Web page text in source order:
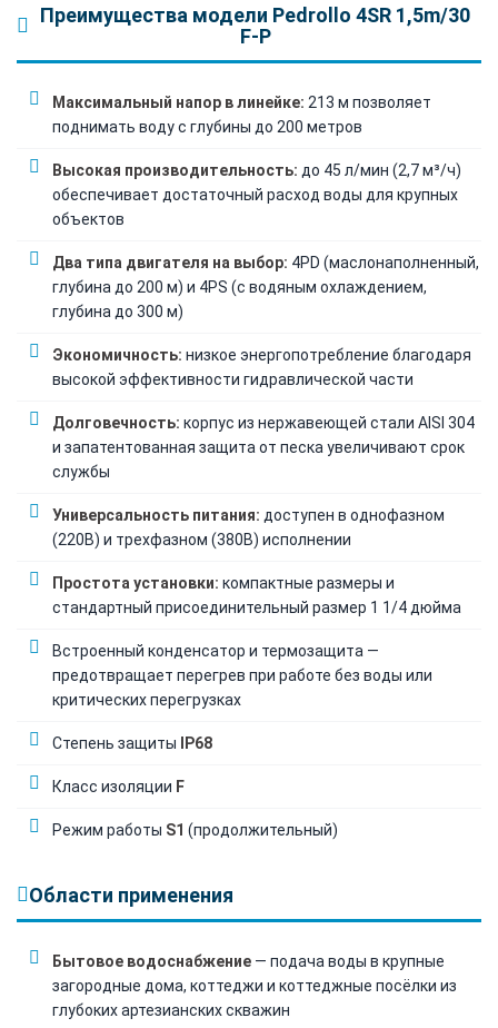
Преимущества модели Pedrollo 4SR 1,5m/30
F-P
Максимальный напор в линейке: 213 м позволяет
поднимать воду с глубины до 200 метров
Высокая производительность: до 45 л/мин (2,7 м³/ч)
обеспечивает достаточный расход воды для крупных
объектов
Два типа двигателя на выбор: 4PD (маслонаполненный,
глубина до 200 м) и 4PS (с водяным охлаждением,
глубина до 300 м)
Экономичность: низкое энергопотребление благодаря
высокой эффективности гидравлической части
Долговечность: корпус из нержавеющей стали AISI 304
и запатентованная защита от песка увеличивают срок
службы
Универсальность питания: доступен в однофазном
(220В) и трехфазном (380В) исполнении
Простота установки: компактные размеры и
стандартный присоединительный размер 1 1/4 дюйма
Встроенный конденсатор и термозащита —
предотвращает перегрев при работе без воды или
критических перегрузках
Степень защиты IP68
Класс изоляции F
Режим работы S1 (продолжительный)
Области применения
Бытовое водоснабжение — подача воды в крупные
загородные дома, коттеджи и коттеджные посёлки из
глубоких артезианских скважин